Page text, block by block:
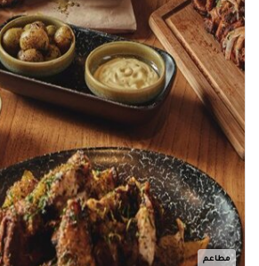
مطاعم